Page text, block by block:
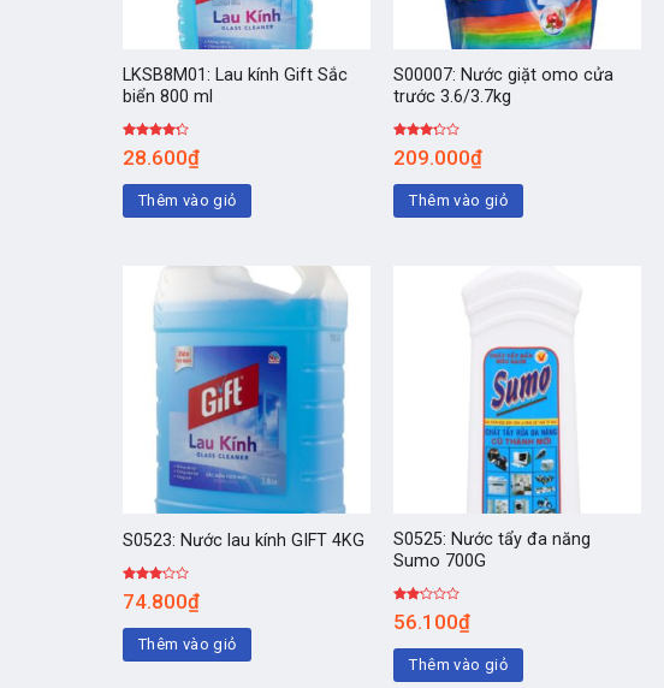
LKSB8M01: Lau kính Gift Sắc
biển 800 ml
Được
xếp hạng
sao
28.600₫
Thêm vào giỏ
S00007: Nước giặt omo cửa
trước 3.6/3.7kg
Được
xếp
3.00
209.000₫
Thêm vào giỏ
S0523: Nước lau kính GIFT 4KG
Được
xếp
3.00
74.800₫
Thêm vào giỏ
S0525: Nước tẩy đa năng
Sumo 700G
Được
xếp
2.00
sao
56.100₫
Thêm vào giỏ